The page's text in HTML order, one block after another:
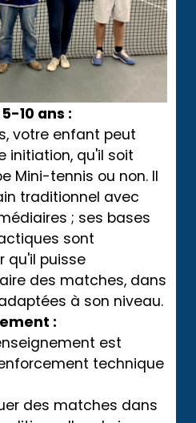
10 ans :
votre enfant peut
initiation, qu'il soit
Mini-tennis ou non. Il
traditionnel avec
; ses bases
sont
qu'il puisse
des matches, dans
à son niveau.
:
est
technique
des matches dans